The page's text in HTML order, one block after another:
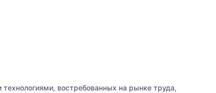
востребованных на рынке труда,